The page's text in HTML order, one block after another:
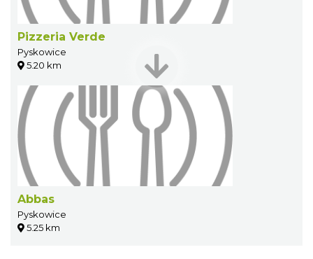
Pizzeria Verde
Pyskowice
5.20 km
Abbas
Pyskowice
5.25 km